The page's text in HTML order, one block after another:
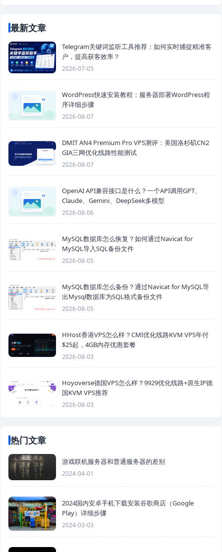
最新文章
Telegram关键词监听工具推荐：如何实时捕捉精准客
户，提高获客效率？
2026-07-05
WordPress快速安装教程：服务器部署WordPress程
序详细步骤
2026-08-07
DMIT AN4 Premium Pro VPS测评：美国洛杉矶CN2
GIA三网优化线路性能测试
2026-08-07
OpenAI API兼容接口是什么？一个API调用GPT、
Claude、Gemini、DeepSeek多模型
2026-08-06
MySQL数据库怎么恢复？如何通过Navicat for
MySQL导入SQL备份文件
2026-08-05
MySQL数据库怎么备份？通过Navicat for MySQL导
出Mysql数据库为SQL格式备份文件
2026-08-05
HHost香港VPS怎么样？CMI优化线路KVM VPS年付
$25起，4GB内存优惠套餐
2026-08-03
Hoyoverse德国VPS怎么样？9929优化线路+原生IP德
国KVM VPS推荐
2026-08-03
热门文章
游戏联机服务器和普通服务器的差别
2024-04-01
2024国内安卓手机下载安装谷歌商店（Google
Play）详细步骤
2024-03-03